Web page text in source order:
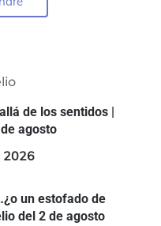
de los sentidos |
agosto
2026
un estofado de
del 2 de agosto